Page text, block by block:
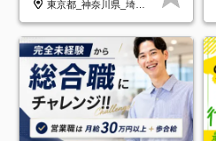
制度
東京都_神奈川県_埼玉県_千葉県_大阪府_愛知県_北海道_青森県_岩手県_宮城県_秋田県_山形県_福島県_茨城県_栃木県_群馬県_新潟県_山梨県_長野県_富山県_石川県_福井県_静岡県_岐阜県_三重県_兵庫県_京都府_滋賀県_奈良県_和歌山県_広島県_岡山県_鳥取県_島根県_山口県_徳島県_香川県_愛媛県_高知県_福岡県_熊本県_佐賀県_長崎県_大分県_宮崎県_鹿児島県_沖縄県